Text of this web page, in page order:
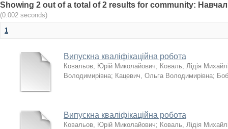
Showing 2 out of a total of 2 results for community:
(0.002 seconds)
1
Випускна кваліфікаційна робота
Ковальов, Юрій Миколайович; Коваль, Лідія
Володимирівна; Кацевич, Ольга Володимирівна;
Випускна кваліфікаційна робота
Ковальов, Юрій Миколайович; Коваль, Лідія